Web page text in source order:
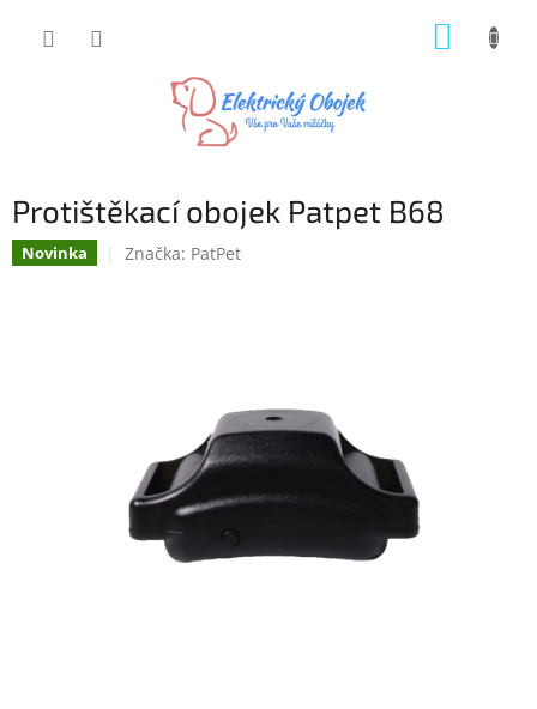
Protištěkací obojek Patpet B68
Novinka Značka: PatPet